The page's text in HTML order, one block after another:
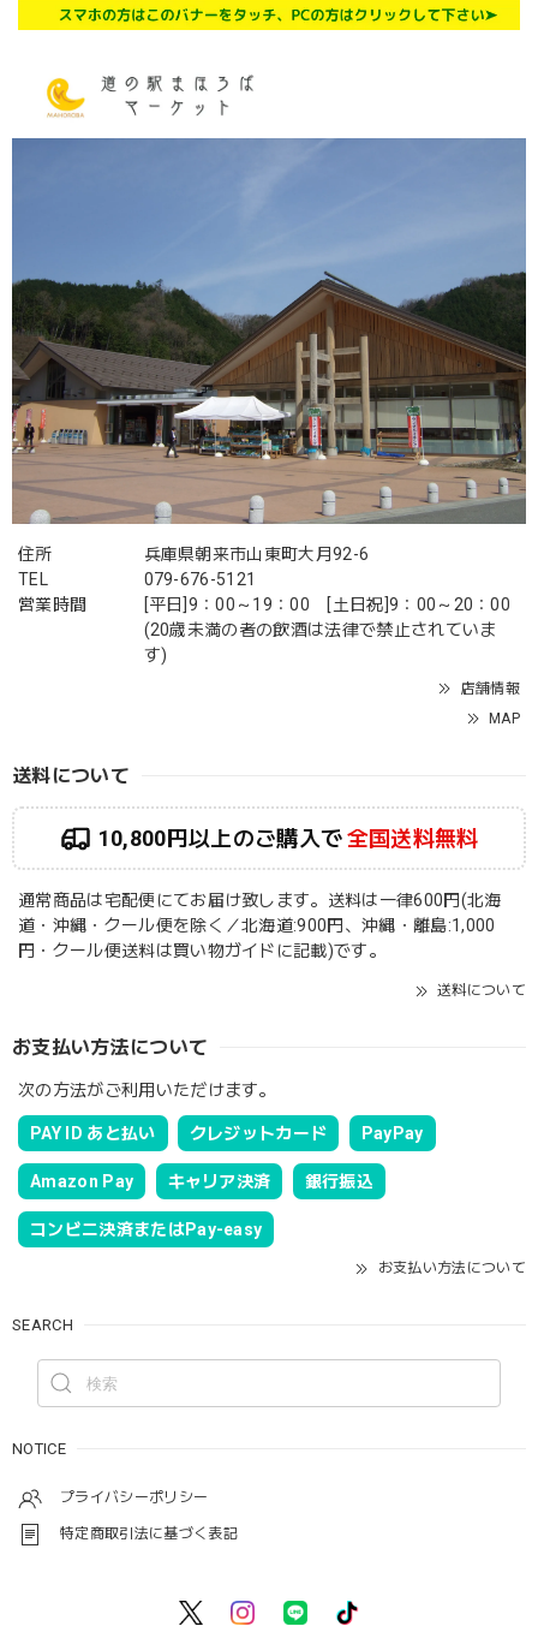
住所
兵庫県朝来市山東町大月92-6
TEL
079-676-5121
営業時間
[平日]9：00～19：00 [土日祝]9：00～20：00
(20歳未満の者の飲酒は法律で禁止されていま
す)
店舗情報
MAP
送料について
10,800円以上のご購入で全国送料無料
通常商品は宅配便にてお届け致します。送料は一律600円(北海
道・沖縄・クール便を除く／北海道:900円、沖縄・離島:1,000
円・クール便送料は買い物ガイドに記載)です。
送料について
お支払い方法について
次の方法がご利用いただけます。
PAY ID あと払い クレジットカード PayPay
Amazon Pay キャリア決済 銀行振込
コンビニ決済またはPay-easy
お支払い方法について
SEARCH
NOTICE
プライバシーポリシー
特定商取引法に基づく表記